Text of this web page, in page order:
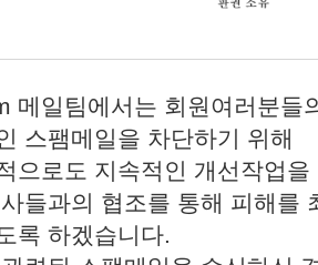
메일팀에서는 회원여러분들
스팸메일을 차단하기 위해
으로도 지속적인 개선작업
들과의 협조를 통해 피해를
록 하겠습니다.